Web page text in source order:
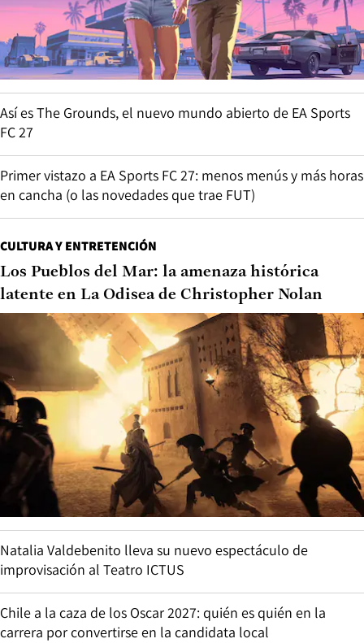
Así es The Grounds, el nuevo mundo abierto de EA Sports
FC 27
Primer vistazo a EA Sports FC 27: menos menús y más horas
en cancha (o las novedades que trae FUT)
CULTURA Y ENTRETENCIÓN
Los Pueblos del Mar: la amenaza histórica
latente en La Odisea de Christopher Nolan
Natalia Valdebenito lleva su nuevo espectáculo de
improvisación al Teatro ICTUS
Chile a la caza de los Oscar 2027: quién es quién en la
carrera por convertirse en la candidata local